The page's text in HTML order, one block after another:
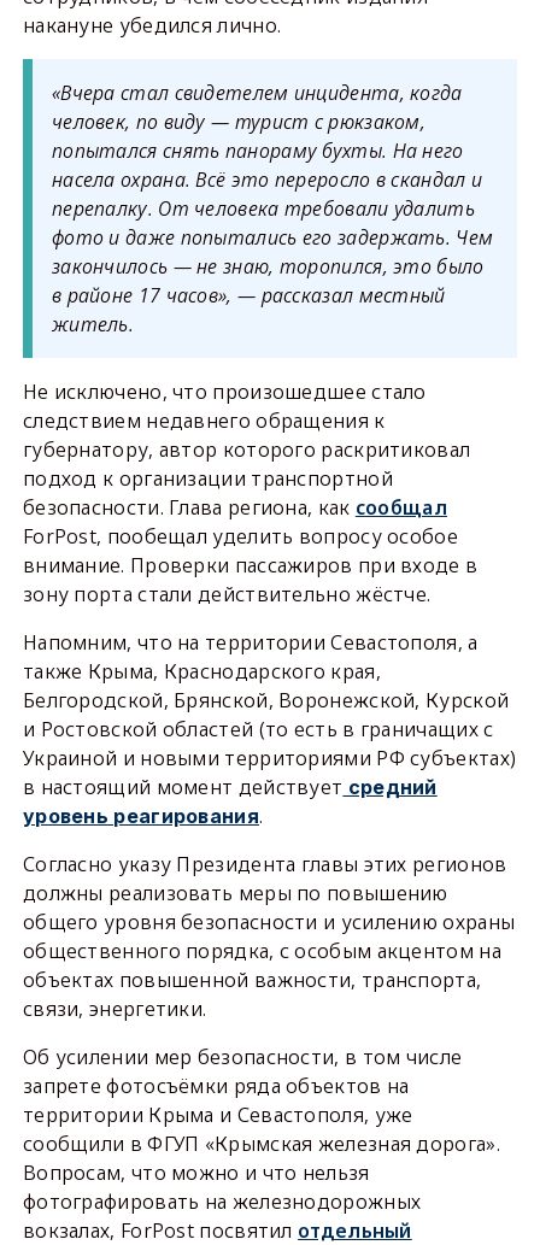
накануне убедился лично.
«Вчера стал свидетелем инцидента, когда
человек, по виду — турист с рюкзаком,
попытался снять панораму бухты. На него
насела охрана. Всё это переросло в скандал и
перепалку. От человека требовали удалить
фото и даже попытались его задержать. Чем
закончилось — не знаю, торопился, это было
в районе 17 часов», — рассказал местный
житель.
Не исключено, что произошедшее стало
следствием недавнего обращения к
губернатору, автор которого раскритиковал
подход к организации транспортной
безопасности. Глава региона, как сообщал
ForPost, пообещал уделить вопросу особое
внимание. Проверки пассажиров при входе в
зону порта стали действительно жёстче.
Напомним, что на территории Севастополя, а
также Крыма, Краснодарского края,
Белгородской, Брянской, Воронежской, Курской
и Ростовской областей (то есть в граничащих с
Украиной и новыми территориями РФ субъектах)
в настоящий момент действует средний
уровень реагирования.
Согласно указу Президента главы этих регионов
должны реализовать меры по повышению
общего уровня безопасности и усилению охраны
общественного порядка, с особым акцентом на
объектах повышенной важности, транспорта,
связи, энергетики.
Об усилении мер безопасности, в том числе
запрете фотосъёмки ряда объектов на
территории Крыма и Севастополя, уже
сообщили в ФГУП «Крымская железная дорога».
Вопросам, что можно и что нельзя
фотографировать на железнодорожных
вокзалах, ForPost посвятил отдельный